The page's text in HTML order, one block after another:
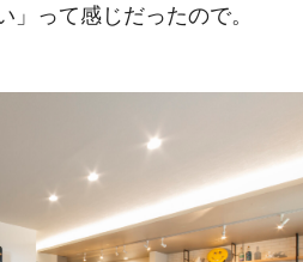
」って感じだったので。